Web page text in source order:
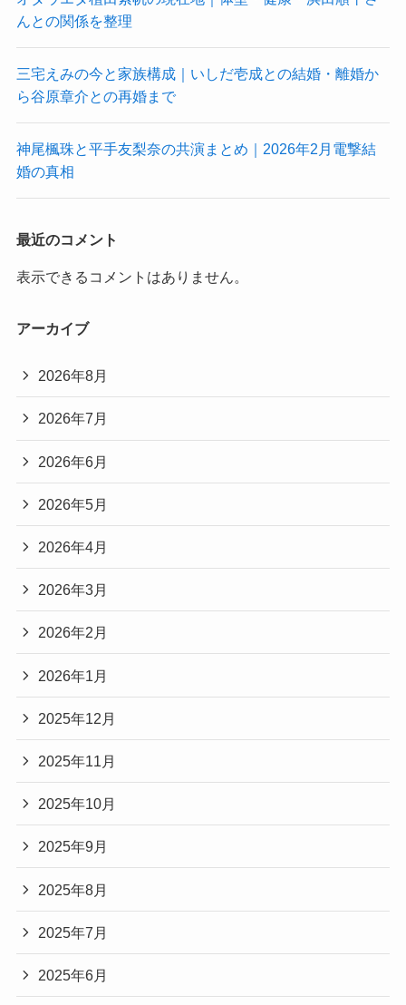
んとの関係を整理
三宅えみの今と家族構成｜いしだ壱成との結婚・離婚か
ら谷原章介との再婚まで
神尾楓珠と平手友梨奈の共演まとめ｜2026年2月電撃結
婚の真相
最近のコメント
表示できるコメントはありません。
アーカイブ
2026年8月
2026年7月
2026年6月
2026年5月
2026年4月
2026年3月
2026年2月
2026年1月
2025年12月
2025年11月
2025年10月
2025年9月
2025年8月
2025年7月
2025年6月